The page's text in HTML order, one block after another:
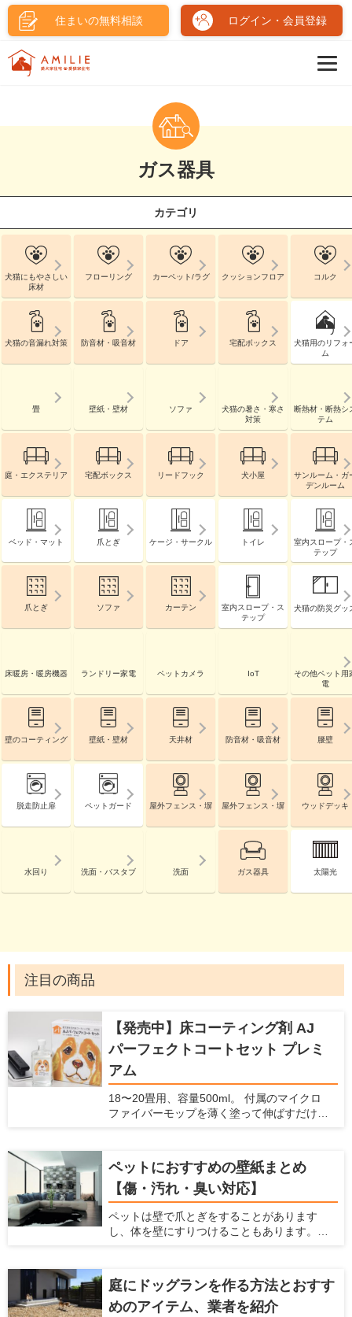
住まいの無料相談 ログイン・会員登録
ガス器具
カテゴリ
犬猫にもやさしい
床材
フローリング カーペット/ラグ クッションフロア コルク
犬猫の音漏れ対策 防音材・吸音材 ドア 宅配ボックス
犬猫用のリフォ
ム
畳 壁紙・壁材 ソファ
犬猫の暑さ・寒さ
対策
断熱材・断熱シ
テム
庭・エクステリア 宅配ボックス リードフック 犬小屋
サンルーム・ガ
デンルーム
ベッド・マット 爪とぎ ケージ・サークル トイレ
室内スロープ・
テップ
爪とぎ ソファ カーテン
室内スロープ・ス
テップ
犬猫の防災グッ
床暖房・暖房機器 ランドリー家電 ペットカメラ IoT
その他ペット用
電
壁のコーティング 壁紙・壁材 天井材 防音材・吸音材 腰壁
脱走防止扉 ペットガード 屋外フェンス・塀 屋外フェンス・塀 ウッドデッキ
水回り 洗面・バスタブ 洗面 ガス器具 太陽光
注目の商品
【発売中】床コーティング剤 AJ
パーフェクトコートセット プレミ
アム
18〜20畳用、容量500ml。 付属のマイクロ
ファイバーモップを薄く塗って伸ばすだけで
す。また、床・壁・家具のキズ・汚れを防止
できます。 ナノコンポジット技術による「ガ
ラスの薄膜」が、床・壁・家具などの表面を
コーティング。塗るだけで床の滑りを防ぎ、
キズ・汚れから守ります。 従来品より防滑性
能30％向上。 メンテナンス不要で、長期間効
ペットにおすすめの壁紙まとめ
【傷・汚れ・臭い対応】
ペットは壁で爪とぎをすることがあります
し、体を壁にすりつけることもあります。ま
と、こういった行動によって壁に傷がついた
り、壁紙をはがされたり、壁に汚れやニオイ
が染みついてしまったりします。 壁紙をすぐ
庭にドッグランを作る方法とおすす
めのアイテム、業者を紹介